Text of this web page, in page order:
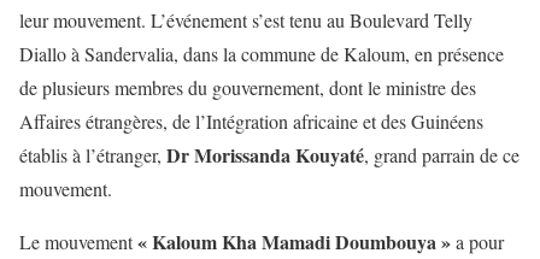
leur mouvement. L’événement s’est tenu au Boulevard Telly
Diallo à Sandervalia, dans la commune de Kaloum, en présence
de plusieurs membres du gouvernement, dont le ministre des
Affaires étrangères, de l’Intégration africaine et des Guinéens
établis à l’étranger, Dr Morissanda Kouyaté, grand parrain de ce
mouvement.
Le mouvement« Kaloum Kha Mamadi Doumbouya »a pour